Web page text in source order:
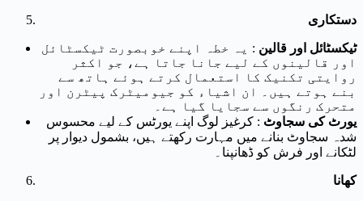
دستکاری
ٹیکسٹائل اور قالین : یہ خطہ اپنے خوبصورت ٹیکسٹائل
اور قالینوں کے لیے جانا جاتا ہے، جو اکثر
روایتی تکنیک کا استعمال کرتے ہوئے ہاتھ سے
بنے ہوتے ہیں۔ ان اشیاء کو جیومیٹرک پیٹرن اور
متحرک رنگوں سے سجایا گیا ہے۔
یورٹ کی سجاوٹ : کرغیز لوگ اپنے یورٹس کے لیے محسوس
شدہ سجاوٹ بنانے میں مہارت رکھتے ہیں، بشمول دیوار پر
لٹکانے اور فرش کو ڈھانپنا۔
کھانا